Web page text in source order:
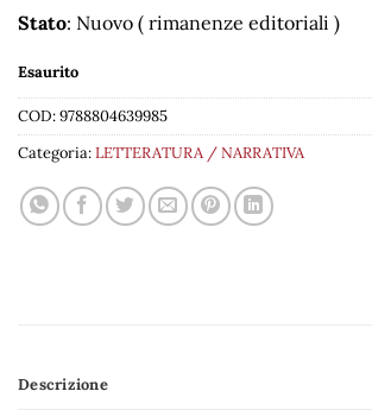
Stato: Nuovo ( rimanenze editoriali )
Esaurito
COD:9788804639985
Categoria:LETTERATURA / NARRATIVA
Descrizione